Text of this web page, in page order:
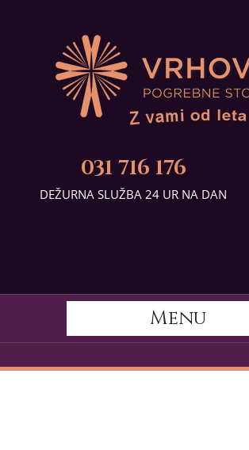
031 716 176
DEŽURNA SLUŽBA 24 UR NA DAN
Menu